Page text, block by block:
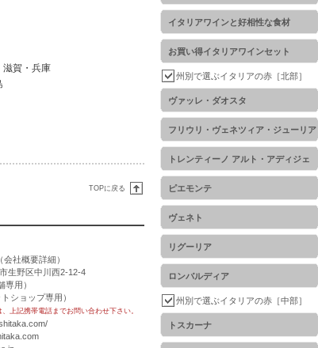
賀・兵庫
TOPに戻る
（会社概要詳細）
生野区中川西2-12-4
専用）
ショップ専用）
上記携帯電話までお問い合わせ下さい。
イタリアワインと好相性な食材
お買い得イタリアワインセット
州別で選ぶイタリアの赤［北部］
ヴァッレ・ダオスタ
フリウリ・ヴェネツィア・ジューリア
トレンティーノ アルト・アディジェ
ピエモンテ
ヴェネト
リグーリア
ロンバルディア
州別で選ぶイタリアの赤［中部］
トスカーナ